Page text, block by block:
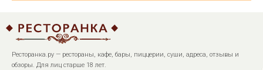
Ресторанка.ру — рестораны, кафе, бары, пиццерии, суши, адреса, отзывы и
обзоры. Для лиц старше 18 лет.